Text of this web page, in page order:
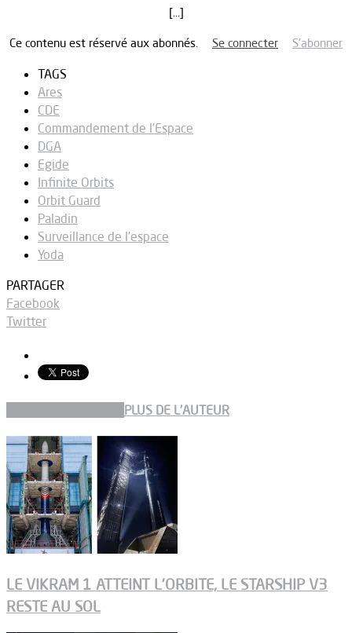
[…]
Ce contenu est réservé aux abonnés. Se connecter S’abonner
TAGS
Ares
CDE
Commandement de l’Espace
DGA
Egide
Infinite Orbits
Orbit Guard
Paladin
Surveillance de l'espace
Yoda
PARTAGER
Facebook
Twitter
PLUS DE L'AUTEUR
LE VIKRAM 1 ATTEINT L’ORBITE, LE STARSHIP V3
RESTE AU SOL